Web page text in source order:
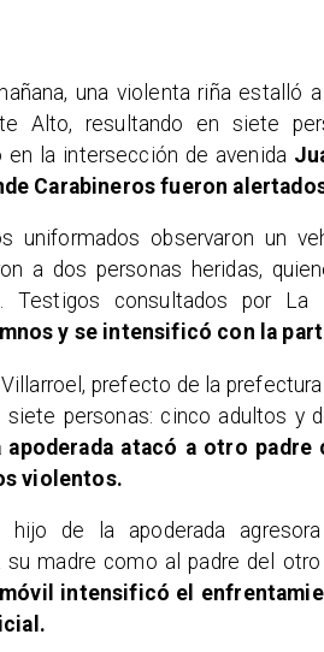
una violenta riña estalló
Alto, resultando en siete
en la intersección de avenida
Carabineros fueron
uniformados observaron un
a dos personas heridas,
Testigos consultados por La
y se intensificó con la
prefecto de la
personas: cinco adultos y
apoderada atacó a otro padre
violentos.
hijo de la apoderada
madre como al padre del
intensificó el